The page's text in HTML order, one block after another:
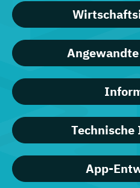
App-